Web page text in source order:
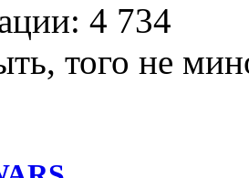
4 734
того не